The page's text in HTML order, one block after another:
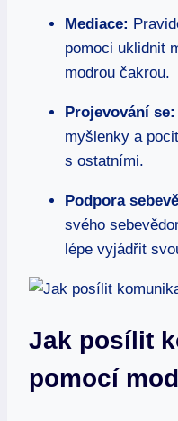
Mediace:
pomoci uklidnit
modrou čakrou.
Projevování se:
myšlenky a
s ostatními.
Podpora
svého
lépe vyjádřit
Jak posílit
pomocí